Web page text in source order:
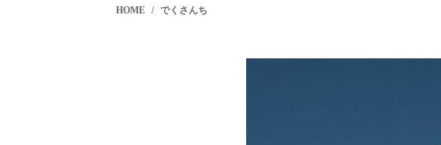
HOME でくさんち